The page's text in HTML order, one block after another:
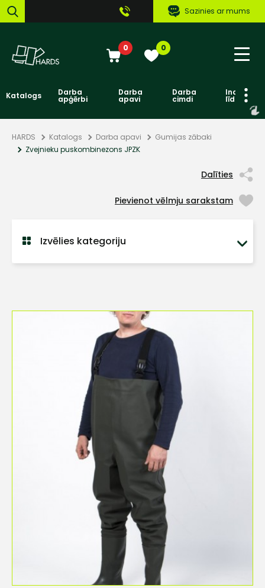
Sazinies ar mums
0 0
Katalogs Darba
apģērbi
Darba
apavi
Darba
cimdi līdzekļi
HARDS Katalogs Darba apavi
Gumijas zābaki
Zvejnieku puskombinezons JPZK
Dalīties
Pievienot vēlmju sarakstam
Izvēlies kategoriju